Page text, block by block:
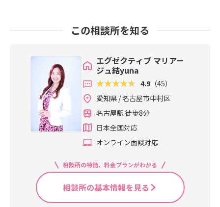
この相談所を知る
エグゼクティブ マリアー
ジュ結yuna
4.9 （45）
愛知県 / 名古屋市中村区
名古屋駅 徒歩8分
日本全国対応
オンライン面談対応
相談所の特徴、料金プランがわかる
相談所の基本情報を見る